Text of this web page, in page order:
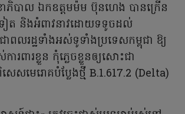
ាភិបាល ឯកឧត្តមម៉ម ប៊ុនហេង បានក្រើន
ត និងអំពាវនាវដោយទទូចដល់
ពលរដ្ឋទាំងអស់ទូទាំងប្រទេសកម្ពុជា ឱ្យ
ារពារខ្លួន កុំភ្លេចខ្លួនឲ្យសោះជា
សមេរោគបំប្លែងថ្មី B.1.617.2 (Delta)